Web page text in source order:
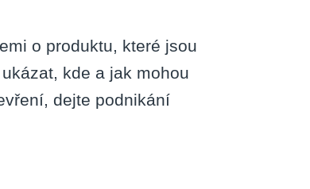
o produktu, které jsou
kde a jak mohou
dejte podnikání